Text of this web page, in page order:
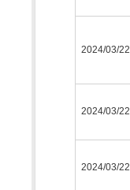
2024/03/22
2024/03/22
2024/03/22